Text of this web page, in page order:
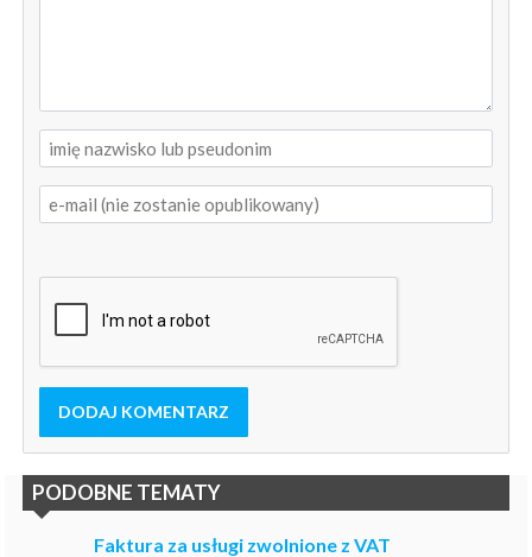
DODAJ KOMENTARZ
PODOBNE TEMATY
Faktura za usługi zwolnione z VAT